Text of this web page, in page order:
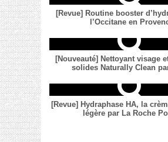
[Revue] Routine booster
l’Occitane en
[Nouveauté] Nettoyant visage
solides Naturally Clean
[Revue] Hydraphase HA, la
légère par La Roche